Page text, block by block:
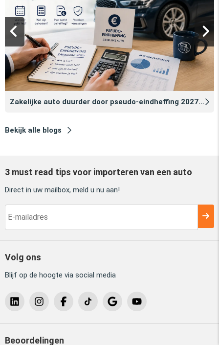
Zakelijke auto duurder door pseudo‑eindheffing 2027: zo voorkomt u dat
Bekijk alle blogs
3 must read tips voor importeren van een auto
Direct in uw mailbox, meld u nu aan!
Volg ons
Blijf op de hoogte via social media
Beoordelingen